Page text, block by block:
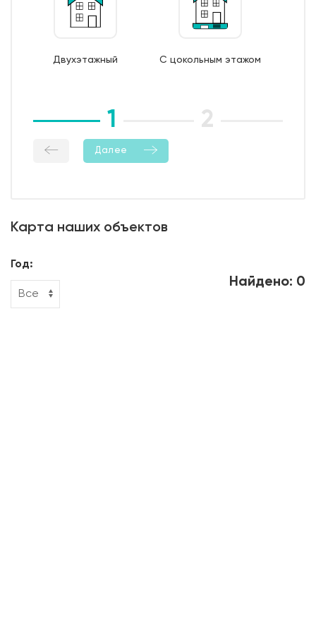
7. Монтаж опалубки из обрезной доски;
влажностный режима);
Двухэтажный С цокольным этажом
1 2
Далее
Карта наших объектов
Год:
Найдено: 0